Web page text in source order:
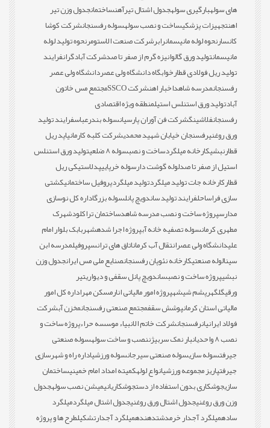
های سولهبارگیری سولهجدول اشتال تیرآهنساختمانجدول وزن تیر
اهنتجهیزات پزشکیساخت و نصب سولهسوله رفسنجانشرکت کوشا
کانسارنحوه لوله مانیسمانرابرشرکت صنعت الاستومرنحوه تولید لوله
مانیسمانتولید ورق گالوانیزه گرم از صفر تا صدشرکت آبادگرانفرایند
تولید ریل فولادی قطارخوابگاه دانشگاه ولی عصردانشگاه ولی عصر
رفسنجانمدرسه شاهداخبار اهنشرکت SSCO
مجتمع مس خاتون
آبادتولید ورق استنلس استیلمنطقه ویژه اقتصادی
رفسنجانفلاشینگشرکت فن آوران پارسیانسوله بندرعباسفرایند تولید
ورق روغنیرفسنجان خیابان شهید محمدیشرکت کلبه کارمانیاپد ریل
قطارنبشیکارخانه میلگردساخت و نصبسوله 8 ضلعی
تولید ورق استنلس
استیل از صفر تا صدلوله گوشت دارسوله خرپاییپدلاستیکی ریل
قطارکارخانه جات تولید میلگردتولید میلگردپروفیل ساختمانیکشتی
سازی فراساحلفرایند تولید ساندویچ پانلسوله بزرگاداره کل نوسازی
مدارسپروژه ساخت و نصب مدرسه شاهدساختمان تراکلودشهرک
مطهری کرمانسوله تصفیه خانه آبپروژه اجرا شدهشهربابک بلوار امام
علیدانشگاه ولی عصرانتقال آب کرماناتاق های ترانسپروفیلمدرسه ابن
سینالوله صنعتیکارخانه نئوپان رفسنجانصنایع ملی مس ایرانجدول وزن
نبشیپروژه ساخت و نصبساندویچ پانل سقفی و دیواریتیر
ورقیگلگهرپشم شیشهپروژه امور مالیاتی انارمسکن مهراداره کل امور
مالیاتی استان کرمانپوشش سقفمجتمع صنعتی رفسنجانمخزن آبشرکت
فولاد ایرانیانرفسنجانشرکت خاتم الانبیاء موسسه حراءپروژه ساخت و
نصب 8 واحدی
انبار نمک سربیژننصب و ساخت سولهسوله صنعتی
جیرفتسوله سازیسوله صنعتی سیرجانسوله ورزشیاداره راه و شهرسازی
جیرفتپاریز مجموعه ورزشیانواع لولهکمیته امداد امام خمینیساختمان
سازیجوشکاری بدون استفاده از دستجوشکاریانیمیشن نصب سولهجدول
وزن ورق روغنیجدول اشتال ورق روغنیجدول اشتال میلگردمیلگرد
سادهمیلگرد آجدار خرمدشتدهندهمیلگرد آجدارتشکیلطرح ها و پروژه